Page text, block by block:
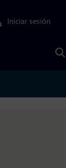
Iniciar sesión